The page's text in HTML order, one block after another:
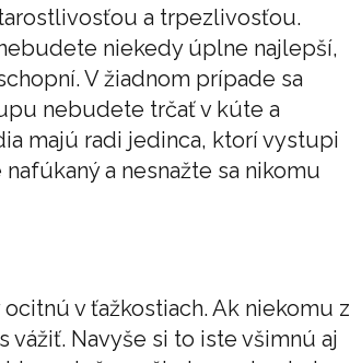
a trpezlivosťou.
niekedy úplne najlepší,
V žiadnom prípade sa
nebudete trčať v kúte a
majú radi jedinca, ktorí vystupi
a nesnažte sa nikomu
v ťažkostiach. Ak niekomu z
Navyše si to iste všimnú aj